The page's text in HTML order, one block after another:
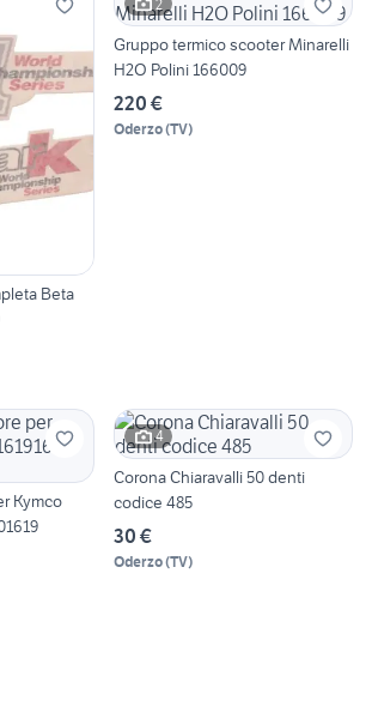
Beta
2
Gruppo termico scooter Minarelli
H2O Polini 166009
220 €
Oderzo(TV)
Kymco
4
Corona Chiaravalli 50 denti
codice 485
30 €
Oderzo(TV)